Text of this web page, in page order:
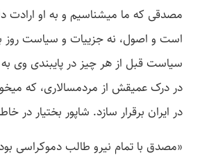
مصدقی که ما می­شناسیم و به او ارادت
است و اصول، نه جزییات و سیاست روز
سیاست قبل از هر چیز در پایبندی وی
در درک عمیقش از مردمسالاری، که
در ایران برقرار سازد. شاپور بختیار در
«مصدق با تمام نیرو طالب دموکراسی